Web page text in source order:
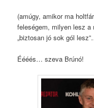
(amúgy, amikor ma
feleségem, milyen lesz
„biztosan jó sok gól
Éééés… szeva Brúnó!